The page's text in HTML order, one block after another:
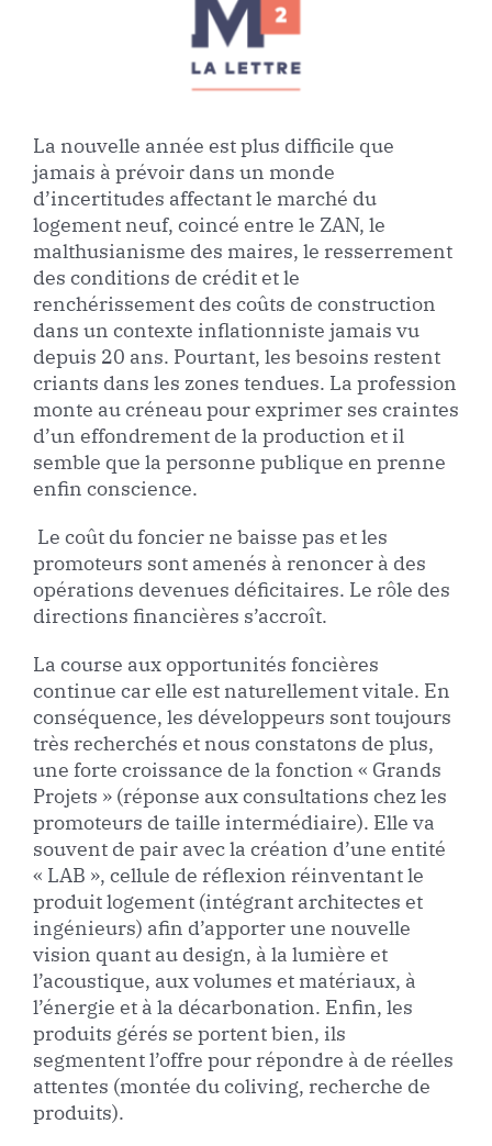
La nouvelle année est plus difficile que
jamais à prévoir dans un monde
d’incertitudes affectant le marché du
logement neuf, coincé entre le ZAN, le
malthusianisme des maires, le resserrement
des conditions de crédit et le
renchérissement des coûts de construction
dans un contexte inflationniste jamais vu
depuis 20 ans. Pourtant, les besoins restent
criants dans les zones tendues. La profession
monte au créneau pour exprimer ses craintes
d’un effondrement de la production et il
semble que la personne publique en prenne
enfin conscience.
Le coût du foncier ne baisse pas et les
promoteurs sont amenés à renoncer à des
opérations devenues déficitaires. Le rôle des
directions financières s’accroît.
La course aux opportunités foncières
continue car elle est naturellement vitale. En
conséquence, les développeurs sont toujours
très recherchés et nous constatons de plus,
une forte croissance de la fonction « Grands
Projets » (réponse aux consultations chez les
promoteurs de taille intermédiaire). Elle va
souvent de pair avec la création d’une entité
« LAB », cellule de réflexion réinventant le
produit logement (intégrant architectes et
ingénieurs) afin d’apporter une nouvelle
vision quant au design, à la lumière et
l’acoustique, aux volumes et matériaux, à
l’énergie et à la décarbonation. Enfin, les
produits gérés se portent bien, ils
segmentent l’offre pour répondre à de réelles
attentes (montée du coliving, recherche de
produits).